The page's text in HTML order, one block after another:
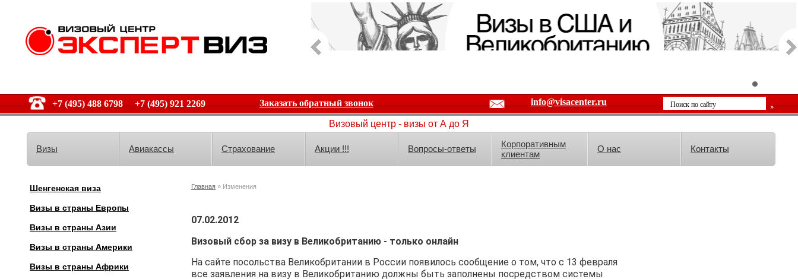
+7 (495) 488 6798 +7 (495) 921 2269 Заказать обратный звонок info@visacenter.ru
Визовый центр - визы от А до Я
Визы Авиакассы Страхование Акции !!! Вопросы-ответы
Корпоративным
клиентам
О нас Контакты
Шенгенская виза
Визы в страны Европы
Визы в страны Азии
Визы в страны Америки
Визы в страны Африки
Главная » Изменения
07.02.2012
Визовый сбор за визу в Великобританию - только онлайн
На сайте посольства Великобритании в России появилось сообщение о том, что с 13 февраля
все заявления на визу в Великобританию должны быть заполнены посредством системы